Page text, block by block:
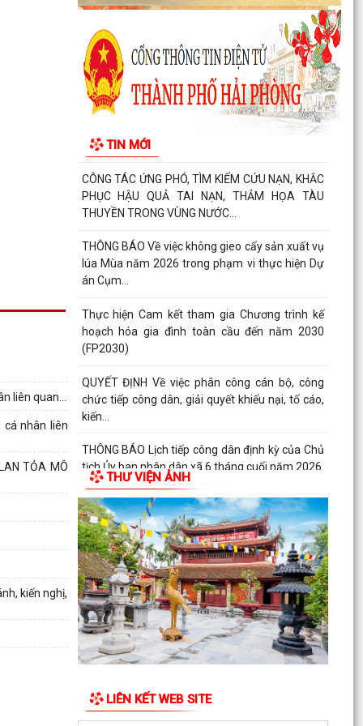
liên quan...
cá nhân liên
TỎA MÔ
kiến nghị,
TIN MỚI
Báo cáo công tác cải cách hành chính 6 tháng
đầu năm 2026, nhiệm vụ 6 tháng cuối năm
2026
Tăng cường công tác phòng, chống dịch bệnh
mùa hè trên địa bàn xã An Quang
CHUNG TAY HỖ TRỢ NGƯỜI CHẤP HÀNH XONG
HÌNH PHẠT TÙ TÁI HÒA NHẬP CỘNG ĐỒNG
CÔNG TÁC ỨNG PHÓ, TÌM KIẾM CỨU NẠN, KHẮC
PHỤC HẬU QUẢ TAI NẠN, THẢM HỌA TÀU
THUYỀN TRONG VÙNG NƯỚC...
THÔNG BÁO Về việc không gieo cấy sản xuất vụ
lúa Mùa năm 2026 trong phạm vi thực hiện Dự
án Cụm...
Thực hiện Cam kết tham gia Chương trình kế
hoạch hóa gia đình toàn cầu đến năm 2030
(FP2030)
QUYẾT ĐỊNH Về việc phân công cán bộ, công
chức tiếp công dân, giải quyết khiếu nại, tố cáo,
kiến...
THÔNG BÁO Lịch tiếp công dân định kỳ của Chủ
tịch Ủy ban nhân dân xã 6 tháng cuối năm 2026
QUYẾT ĐỊNH Về việc ban hành Quy chế Tiếp
công dân, tiếp nhận và xử lý đơn khiếu nại, tố...
QUYẾT ĐỊNH: Ban hành Nội quy tiếp công dân
tại Trụ sở Ủy ban nhân dân xã An Quang
Quy định số 132-QĐ/TW của Bộ Chính trị và Kế
hoạch số 69-KH/TU, ngày 12/6/2026 của Ban
Thường vụ...
Thường vụ...
THƯ VIỆN ẢNH
LIÊN KẾT WEB SITE